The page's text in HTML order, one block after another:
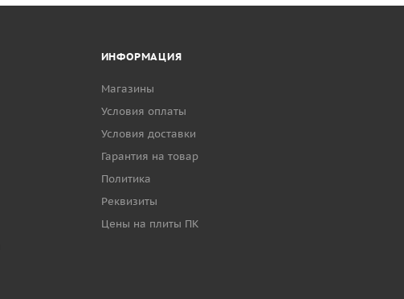
ИНФОРМАЦИЯ
Магазины
Условия оплаты
Условия доставки
Гарантия на товар
Политика
Реквизиты
Цены на плиты ПК